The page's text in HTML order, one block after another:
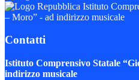
Istituto
– Moro” - ad indirizzo musicale
Contatti
Istituto Comprensivo Statale
indirizzo musicale